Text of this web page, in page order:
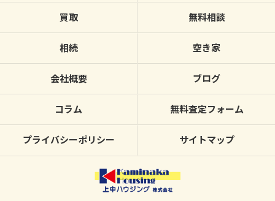
買取 無料相談
相続 空き家
会社概要 ブログ
コラム 無料査定フォーム
プライバシーポリシー サイトマップ